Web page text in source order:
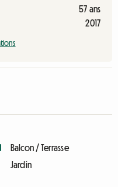
57 ans
2017
Balcon / Terrasse
Jardin